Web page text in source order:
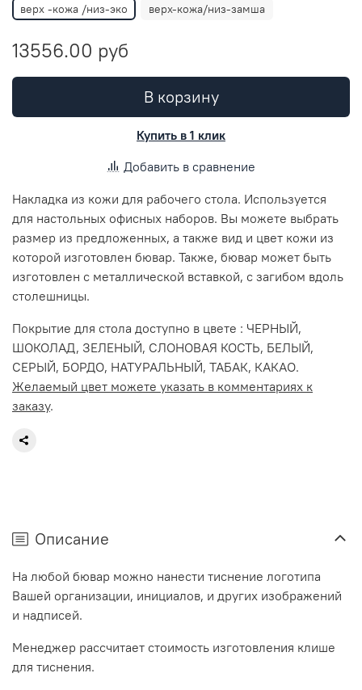
верх -кожа /низ-эко
верх-кожа/низ-замша
13556.00 руб
В корзину
Купить в 1 клик
Добавить в сравнение
Накладка из кожи для рабочего стола. Используется
для настольных офисных наборов. Вы можете выбрать
размер из предложенных, а также вид и цвет кожи из
которой изготовлен бювар. Также, бювар может быть
изготовлен с металлической вставкой, с загибом вдоль
столешницы.
Покрытие для стола доступно в цвете : ЧЕРНЫЙ,
ШОКОЛАД, ЗЕЛЕНЫЙ, СЛОНОВАЯ КОСТЬ, БЕЛЫЙ,
СЕРЫЙ, БОРДО, НАТУРАЛЬНЫЙ, ТАБАК, КАКАО.
Желаемый цвет можете указать в комментариях к
заказу.
Описание
На любой бювар можно нанести тиснение логотипа
Вашей организации, инициалов, и других изображений
и надписей.
Менеджер рассчитает стоимость изготовления клише
для тиснения.